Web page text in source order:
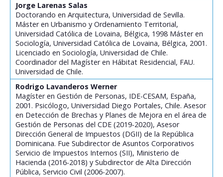
Jorge Larenas Salas
Doctorando en Arquitectura, Universidad de Sevilla.
Máster en Urbanismo y Ordenamiento Territorial,
Universidad Católica de Lovaina, Bélgica, 1998 Máster en
Sociología, Universidad Católica de Lovaina, Bélgica, 2001.
Licenciado en Sociología, Universidad de Chile.
Coordinador del Magíster en Hábitat Residencial, FAU.
Universidad de Chile.
Rodrigo Lavanderos Werner
Magíster en Gestión de Personas, IDE-CESAM, España,
2001. Psicólogo, Universidad Diego Portales, Chile. Asesor
en Detección de Brechas y Planes de Mejora en el área de
Gestión de Personas del CDE (2019-2020), Asesor
Dirección General de Impuestos (DGII) de la República
Dominicana. Fue Subdirector de Asuntos Corporativos
Servicio de Impuestos Internos (SII), Ministerio de
Hacienda (2016-2018) y Subdirector de Alta Dirección
Pública, Servicio Civil (2006-2007).